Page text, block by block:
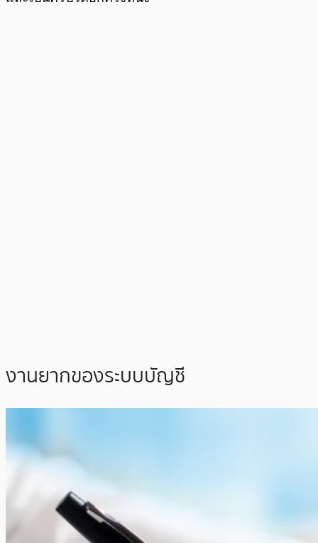
งานยากของระบบบัญชี